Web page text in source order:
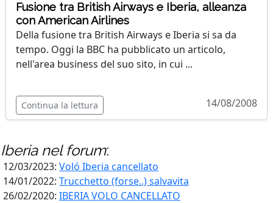
Fusione tra British Airways e Iberia, alleanza
con American Airlines
Della fusione tra British Airways e Iberia si sa da
tempo. Oggi la BBC ha pubblicato un articolo,
nell'area business del suo sito, in cui ...
Continua la lettura 14/08/2008
Iberianel forum:
12/03/2023: Voló Iberia cancellato
14/01/2022: Trucchetto (forse..) salvavita
26/02/2020: IBERIA VOLO CANCELLATO